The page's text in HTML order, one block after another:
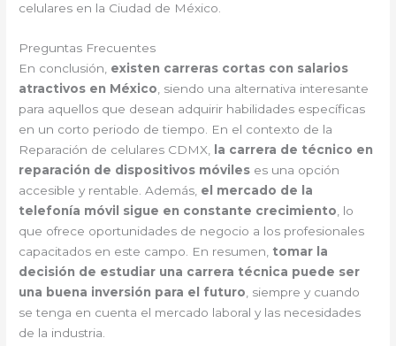
celulares en la Ciudad de México.
Preguntas Frecuentes
En conclusión, existen carreras cortas con salarios
atractivos en México , siendo una alternativa interesante
para aquellos que desean adquirir habilidades específicas
en un corto periodo de tiempo. En el contexto de la
Reparación de celulares CDMX,
la carrera de técnico en
reparación de dispositivos móviles es una opción
accesible y rentable. Además, el mercado de la
telefonía móvil sigue en constante crecimiento , lo
que ofrece oportunidades de negocio a los profesionales
capacitados en este campo. En resumen, tomar la
decisión de estudiar una carrera técnica puede ser
una buena inversión para el futuro , siempre y cuando
se tenga en cuenta el mercado laboral y las necesidades
de la industria.